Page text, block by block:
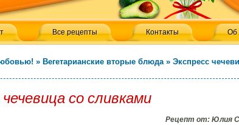
Все рецепты Контакты Об
» Вегетарианские вторые блюда» Экспресс
со сливками
Рецепт от: Юлия